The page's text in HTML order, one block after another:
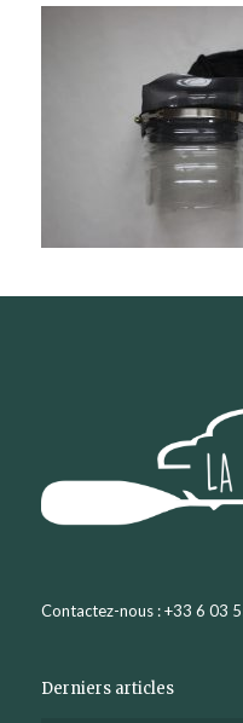
Contactez-nous : +33 6 03
Derniers articles